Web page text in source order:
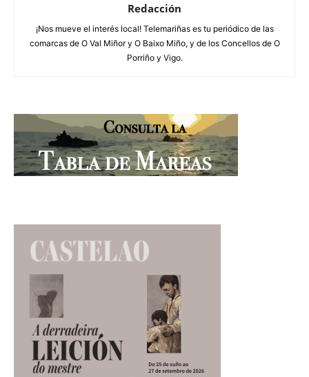
Redacción
¡Nos mueve el interés local! Telemariñas es tu periódico de las
comarcas de O Val Miñor y O Baixo Miño, y de los Concellos de O
Porriño y Vigo.